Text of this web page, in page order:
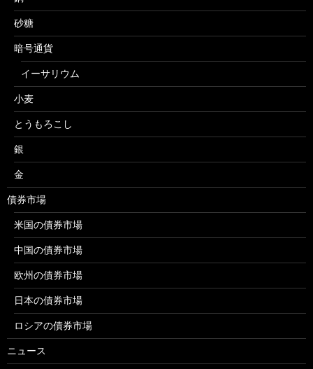
砂糖
暗号通貨
イーサリウム
小麦
とうもろこし
銀
金
債券市場
米国の債券市場
中国の債券市場
欧州の債券市場
日本の債券市場
ロシアの債券市場
ニュース